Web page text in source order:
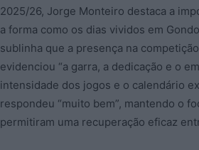
2025/26, Jorge Monteiro destaca a
a forma como os dias vividos em
sublinha que a presença na
evidenciou “a garra, a dedicação e o
intensidade dos jogos e o calendário
respondeu “muito bem”, mantendo o
permitiram uma recuperação eficaz